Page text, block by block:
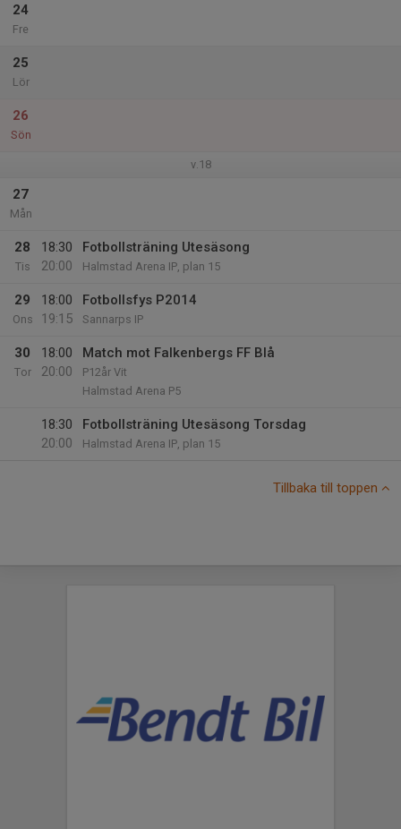
24
Fre
25
Lör
26
Sön
v.18
27
Mån
28
Tis
18:30
20:00
Fotbollsträning Utesäsong
Halmstad Arena IP, plan 15
29
Ons
18:00
19:15
Fotbollsfys P2014
Sannarps IP
30
Tor
18:00
20:00
Match mot Falkenbergs FF Blå
P12år Vit
Halmstad Arena P5
18:30
20:00
Fotbollsträning Utesäsong Torsdag
Halmstad Arena IP, plan 15
Tillbaka till toppen